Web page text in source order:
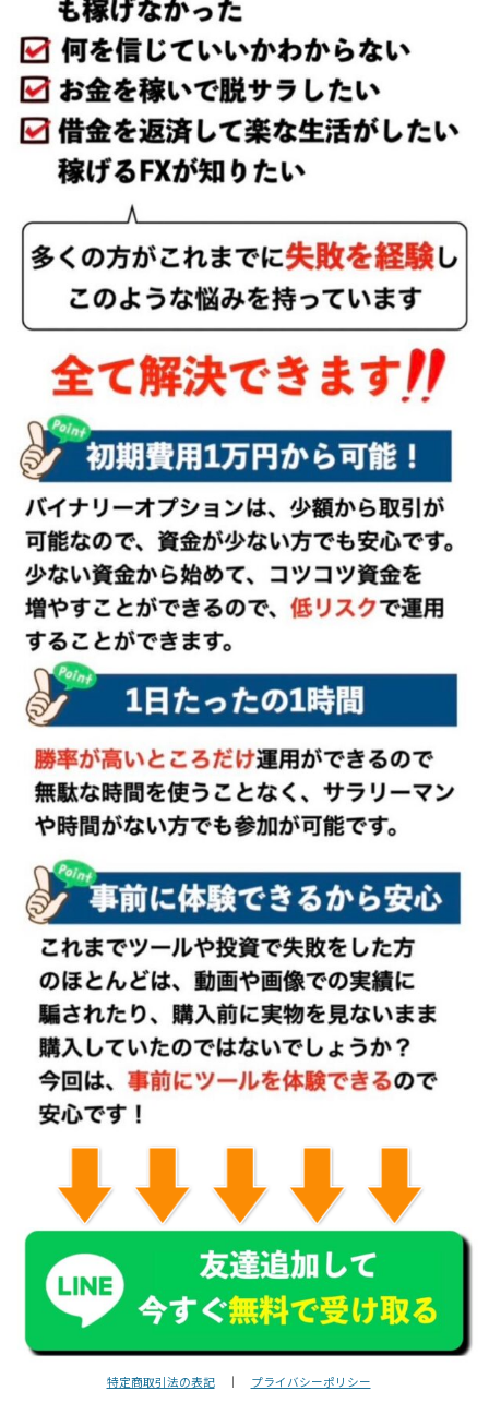
特定商取引法の表記｜ プライバシーポリシー